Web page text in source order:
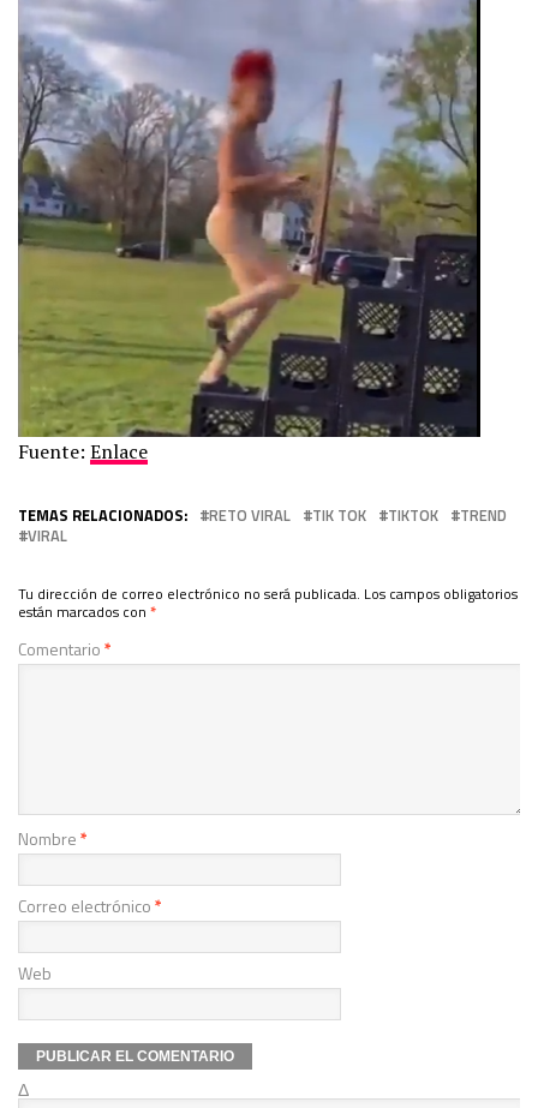
Fuente: Enlace
TEMAS RELACIONADOS: RETO VIRAL TIK TOK TIKTOK
TREND
VIRAL
Tu dirección de correo electrónico no será publicada. Los campos obligatorios
están marcados con *
Comentario*
Nombre*
Correo electrónico*
Web
Δ